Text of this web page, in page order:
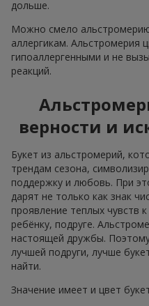
дольше.
Можно смело
аллергикам. Альстромерия
гипоаллергенными и не
реакций.
верности и
Букет из альстромерий,
трендам сезона,
поддержку и любовь. При
дарят не только как знак
проявление теплых чувств
ребёнку, подруге.
настоящей дружбы.
лучшей подруги, лучше
найти.
Значение имеет и цвет